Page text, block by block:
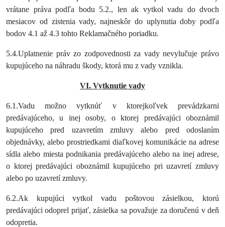
vrátane práva podľa bodu 5.2., len ak vytkol vadu do dvoch
mesiacov od zistenia vady, najneskôr do uplynutia doby podľa
bodov 4.1 až 4.3 tohto Reklamačného poriadku.
5.4.Uplatnenie práv zo zodpovednosti za vady nevylučuje právo
kupujúceho na náhradu škody, ktorá mu z vady vznikla.
VI. Vytknutie vady
6.1.Vadu možno vytknúť v ktorejkoľvek prevádzkarni
predávajúceho, u inej osoby, o ktorej predávajúci oboznámil
kupujúceho pred uzavretím zmluvy alebo pred odoslaním
objednávky, alebo prostriedkami diaľkovej komunikácie na adrese
sídla alebo miesta podnikania predávajúceho alebo na inej adrese,
o ktorej predávajúci oboznámil kupujúceho pri uzavretí zmluvy
alebo po uzavretí zmluvy.
6.2.Ak kupujúci vytkol vadu poštovou zásielkou, ktorú
predávajúci odoprel prijať, zásielka sa považuje za doručenú v deň
odopretia.